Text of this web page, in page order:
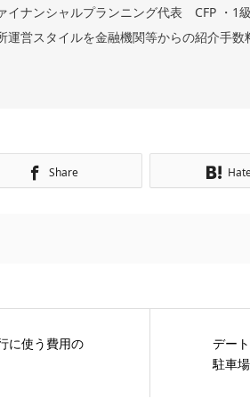
イナンシャルプランニング代表 CFP ・1
運営スタイルを金融機関等からの紹介手数
Share
に使う費用の
デー
駐車